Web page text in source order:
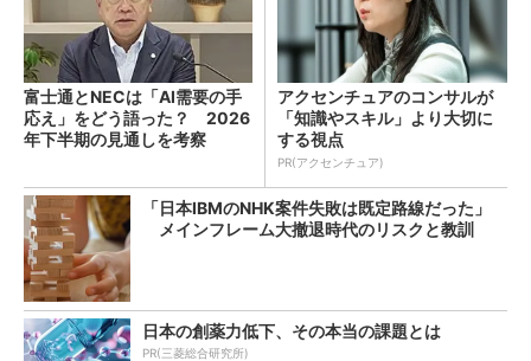
富士通とNECは「AI需要の手
応え」をどう語った？ 2026
年下半期の見通しを考察
アクセンチュアのコンサルが
「知識やスキル」より大切に
する視点
PR(アクセンチュア)
「日本IBMのNHK案件失敗は既定路線だった」
メインフレーム大撤退時代のリスクと教訓
日本の創薬力低下、その本当の課題とは
PR(三菱総合研究所)